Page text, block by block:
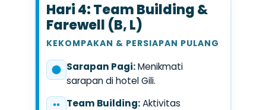
Hari 4: Team Building &
Farewell (B, L)
KEKOMPAKAN & PERSIAPAN PULANG
Sarapan Pagi:Menikmati
sarapan di hotel Gili.
Team Building:Aktivitas